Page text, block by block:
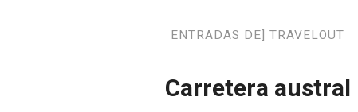
ENTRADAS DE] TRAVELOUT
Carretera austral